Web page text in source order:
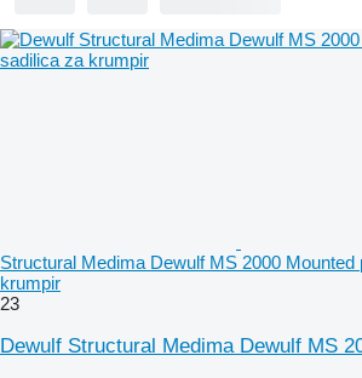
Structural Medima Dewulf MS 2000 Mounted
krumpir
23
Dewulf Structural Medima Dewulf MS